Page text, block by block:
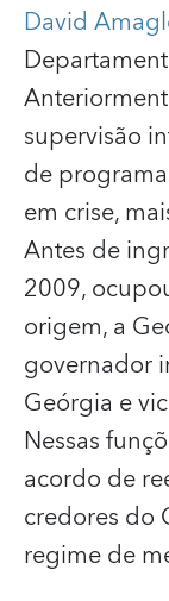
David
supervisão
de
em crise,
Antes de
2009,
origem, a
governador
Geórgia e
Nessas
acordo de
credores do
regime de